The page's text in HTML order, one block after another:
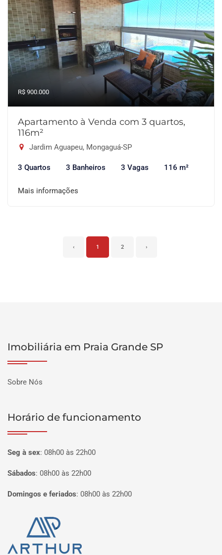
R$ 900.000
Apartamento à Venda com 3 quartos,
116m²
Jardim Aguapeu, Mongaguá-SP
3 Quartos 3 Banheiros 3 Vagas 116 m²
Mais informações
‹ 1 2 ›
Imobiliária em Praia Grande SP
Sobre Nós
Horário de funcionamento
Seg à sex: 08h00 às 22h00
Sábados: 08h00 às 22h00
Domingos e feriados: 08h00 às 22h00
Página inicial